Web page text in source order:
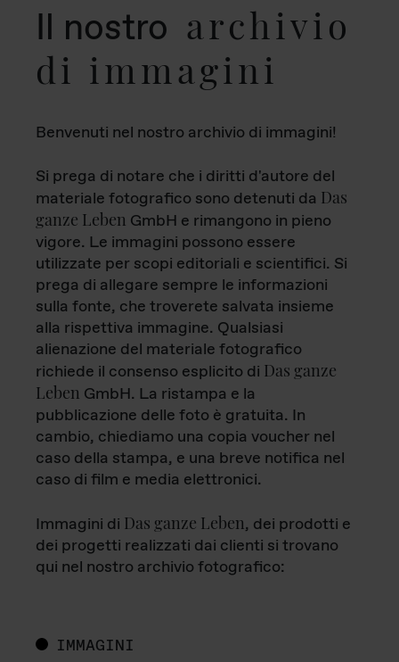
Il nostro archivio
di immagini
Benvenuti nel nostro archivio di immagini!
Si prega di notare che i diritti d'autore del
materiale fotografico sono detenuti da Das
ganze Leben GmbH e rimangono in pieno
vigore. Le immagini possono essere
utilizzate per scopi editoriali e scientifici. Si
prega di allegare sempre le informazioni
sulla fonte, che troverete salvata insieme
alla rispettiva immagine. Qualsiasi
alienazione del materiale fotografico
richiede il consenso esplicito di Das ganze
Leben GmbH. La ristampa e la
pubblicazione delle foto è gratuita. In
cambio, chiediamo una copia voucher nel
caso della stampa, e una breve notifica nel
caso di film e media elettronici.
Immagini di Das ganze Leben, dei prodotti e
dei progetti realizzati dai clienti si trovano
qui nel nostro archivio fotografico:
IMMAGINI